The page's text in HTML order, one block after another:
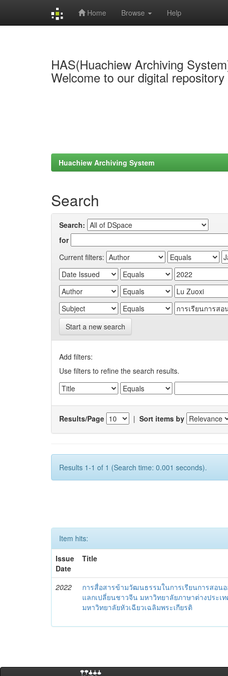
Home Browse Help
HAS(Huachiew Archiving
Welcome to our digital
Huachiew Archiving System
Search
Search:
for
Current filters:
Start a new search
Add filters:
Use filters to refine the search results.
Results/Page | Sort items by
Results 1-1 of 1 (Search time: 0.001 seconds).
Item hits:
Issue
Date
Title
2022
การสื่อสารข้ามวัฒนธรรมในการเรียนการสอน
แลกเปลี่ยนชาวจีน มหาวิทยาลัยภาษาต่างประเ
มหาวิทยาลัยหัวเฉียวเฉลิมพระเกียรติ